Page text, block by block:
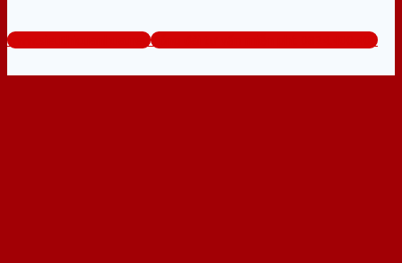
www.sieuthicuanhua.net Tổng đài tư vấn miễn phí: 0824.400.400